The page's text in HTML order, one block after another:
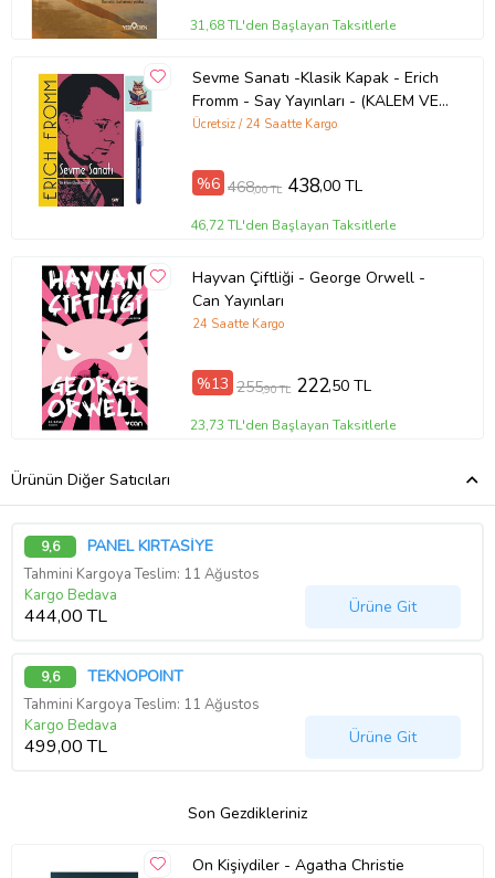
31,68 TL'den Başlayan Taksitlerle
Sevme Sanatı -Klasik Kapak - Erich
Fromm - Say Yayınları - (KALEM VE
NOT DEFTERLİ) (Renksiz)
Ücretsiz / 24 Saatte Kargo
%6 468,00 TL 438,00 TL
46,72 TL'den Başlayan Taksitlerle
Hayvan Çiftliği - George Orwell -
Can Yayınları
24 Saatte Kargo
%13 255,90 TL 222,50 TL
23,73 TL'den Başlayan Taksitlerle
Ürünün Diğer Satıcıları
9,6 PANEL KIRTASİYE
Tahmini Kargoya Teslim: 11 Ağustos
Kargo Bedava
444,00 TL Ürüne Git
9,6 TEKNOPOINT
Tahmini Kargoya Teslim: 11 Ağustos
Kargo Bedava
499,00 TL Ürüne Git
Son Gezdikleriniz
On Kişiydiler - Agatha Christie